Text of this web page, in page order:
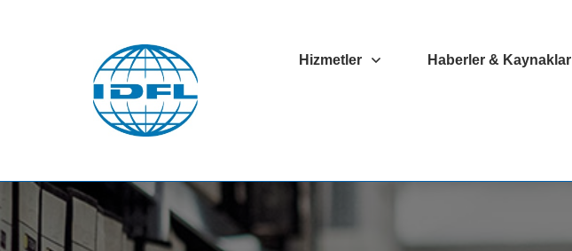
Hizmetler Haberler & Kaynaklar